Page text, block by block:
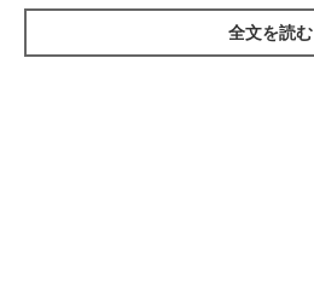
全文を読む